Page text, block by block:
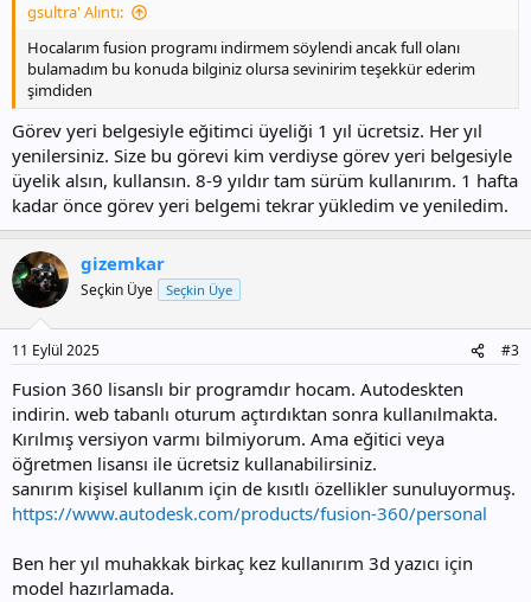
gsultra' Alıntı:
Hocalarım fusion programı indirmem söylendi ancak full olanı
bulamadım bu konuda bilginiz olursa sevinirim teşekkür ederim
şimdiden
Görev yeri belgesiyle eğitimci üyeliği 1 yıl ücretsiz. Her yıl
yenilersiniz. Size bu görevi kim verdiyse görev yeri belgesiyle
üyelik alsın, kullansın. 8-9 yıldır tam sürüm kullanırım. 1 hafta
kadar önce görev yeri belgemi tekrar yükledim ve yeniledim.
gizemkar
Seçkin Üye Seçkin Üye
11 Eylül 2025 #3
Fusion 360 lisanslı bir programdır hocam. Autodeskten
indirin. web tabanlı oturum açtırdıktan sonra kullanılmakta.
Kırılmış versiyon varmı bilmiyorum. Ama eğitici veya
öğretmen lisansı ile ücretsiz kullanabilirsiniz.
sanırım kişisel kullanım için de kısıtlı özellikler sunuluyormuş.
https://www.autodesk.com/products/fusion-360/personal
Ben her yıl muhakkak birkaç kez kullanırım 3d yazıcı için
model hazırlamada.